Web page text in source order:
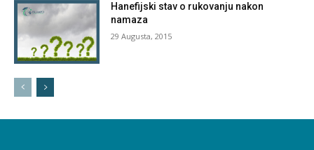
Hanefijski stav o rukovanju nakon
namaza
29 Augusta, 2015